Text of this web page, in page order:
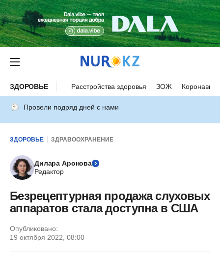
ЗДОРОВЬЕ Расстройства здоровья ЗОЖ
Провели подряд дней с нами
ЗДОРОВЬЕ ЗДРАВООХРАНЕНИЕ
Дилара Аронова
Редактор
Безрецептурная продажа слуховых
аппаратов стала доступна в США
Опубликовано:
19 октября 2022, 08:00